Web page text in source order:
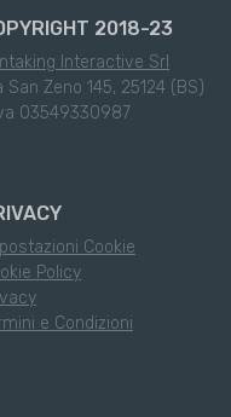
2018-23
Interactive Srl
San Zeno 145, 25124 (BS)
03549330987
Cookie
Policy
e Condizioni